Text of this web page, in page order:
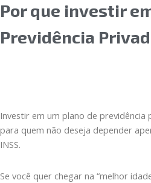
Por que investir
Previdência
Investir em um plano de
para quem não deseja depender
INSS.
Se você quer chegar na “melhor